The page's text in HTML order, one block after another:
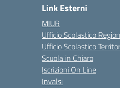
Link Esterni
MIUR
Ufficio Scolastico
Ufficio Scolastico
Scuola in Chiaro
Iscrizioni On Line
Invalsi